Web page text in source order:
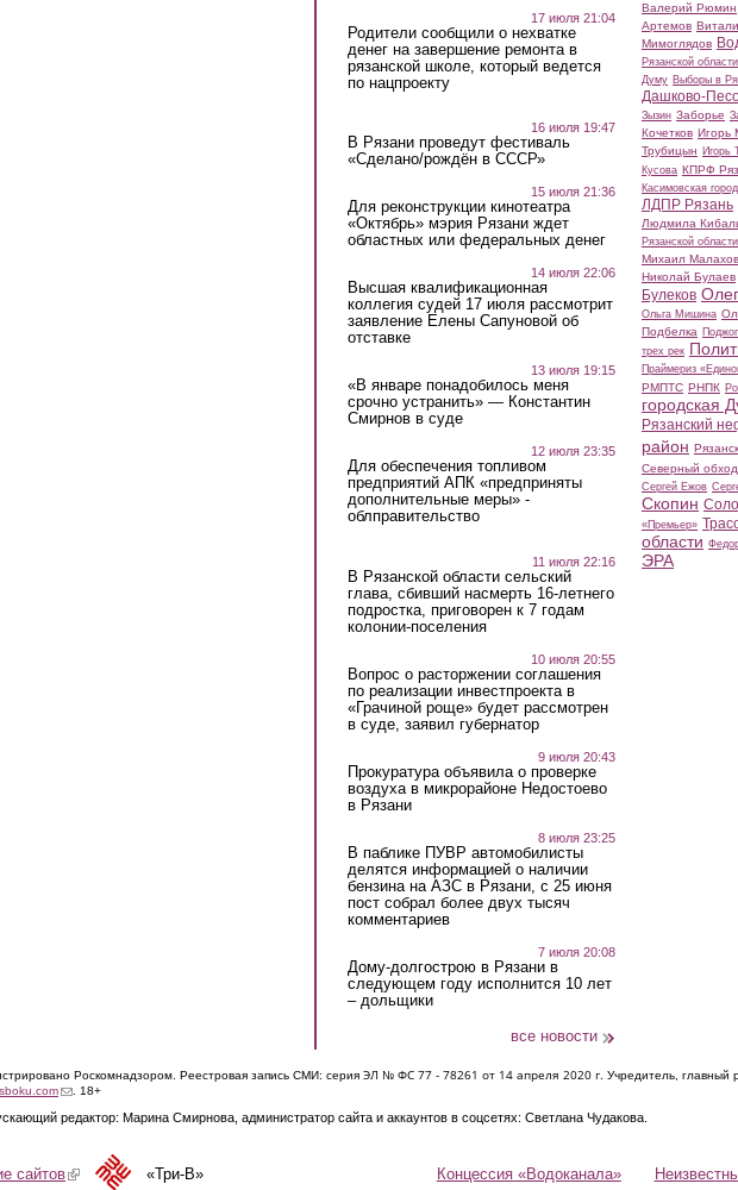
17 июля 21:04
Родители сообщили о нехватке
денег на завершение ремонта в
рязанской школе, который ведется
по нацпроекту
16 июля 19:47
В Рязани проведут фестиваль
«Сделано/рождён в СССР»
15 июля 21:36
Для реконструкции кинотеатра
«Октябрь» мэрия Рязани ждет
областных или федеральных денег
14 июля 22:06
Высшая квалификационная
коллегия судей 17 июля рассмотрит
заявление Елены Сапуновой об
отставке
13 июля 19:15
«В январе понадобилось меня
срочно устранить» — Константин
Смирнов в суде
12 июля 23:35
Для обеспечения топливом
предприятий АПК «предприняты
дополнительные меры» -
облправительство
11 июля 22:16
В Рязанской области сельский
глава, сбивший насмерть 16-летнего
подростка, приговорен к 7 годам
колонии-поселения
10 июля 20:55
Вопрос о расторжении соглашения
по реализации инвестпроекта в
«Грачиной роще» будет рассмотрен
в суде, заявил губернатор
9 июля 20:43
Прокуратура объявила о проверке
воздуха в микрорайоне Недостоево
в Рязани
8 июля 23:25
В паблике ПУВР автомобилисты
делятся информацией о наличии
бензина на АЗС в Рязани, с 25 июня
пост собрал более двух тысяч
комментариев
7 июля 20:08
Дому-долгострою в Рязани в
следующем году исполнится 10 лет
– дольщики
все новости
Валерий Рюмин
Артемов
Мимоглядов
Рязанской области
Думу Выборы в
Дашково-
Зызин Заборье
Кочетков Игорь
Трубицын Игорь
Кусова КПРФ
Касимовская
ЛДПР Рязань
Людмила
Рязанской области
Михаил Малахов
Николай Булаев
Булеков
Ольга Мишина
Подбелка
трех рек
Праймериз
РМПТС РНПК
городская
Рязанский
район
Северный обход
Сергей Ежов
Скопин
«Премьер»
области
ЭРА
Роскомнадзором. Реестровая запись СМИ: серия ЭЛ № ФС 77 - 78261 от 14 апреля 2020 г. Учредитель, главный
(link sends e-mail)
. 18+
редактор: Марина Смирнова, администратор сайта и аккаунтов в соцсетях: Светлана Чудакова.
Концессия «Водоканала»
сайтов(link is external)«Три-В»